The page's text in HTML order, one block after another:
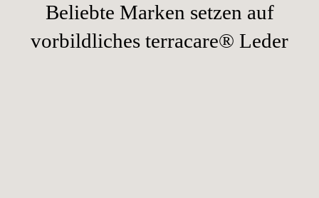
Beliebte Marken setzen auf
vorbildliches terracare® Leder